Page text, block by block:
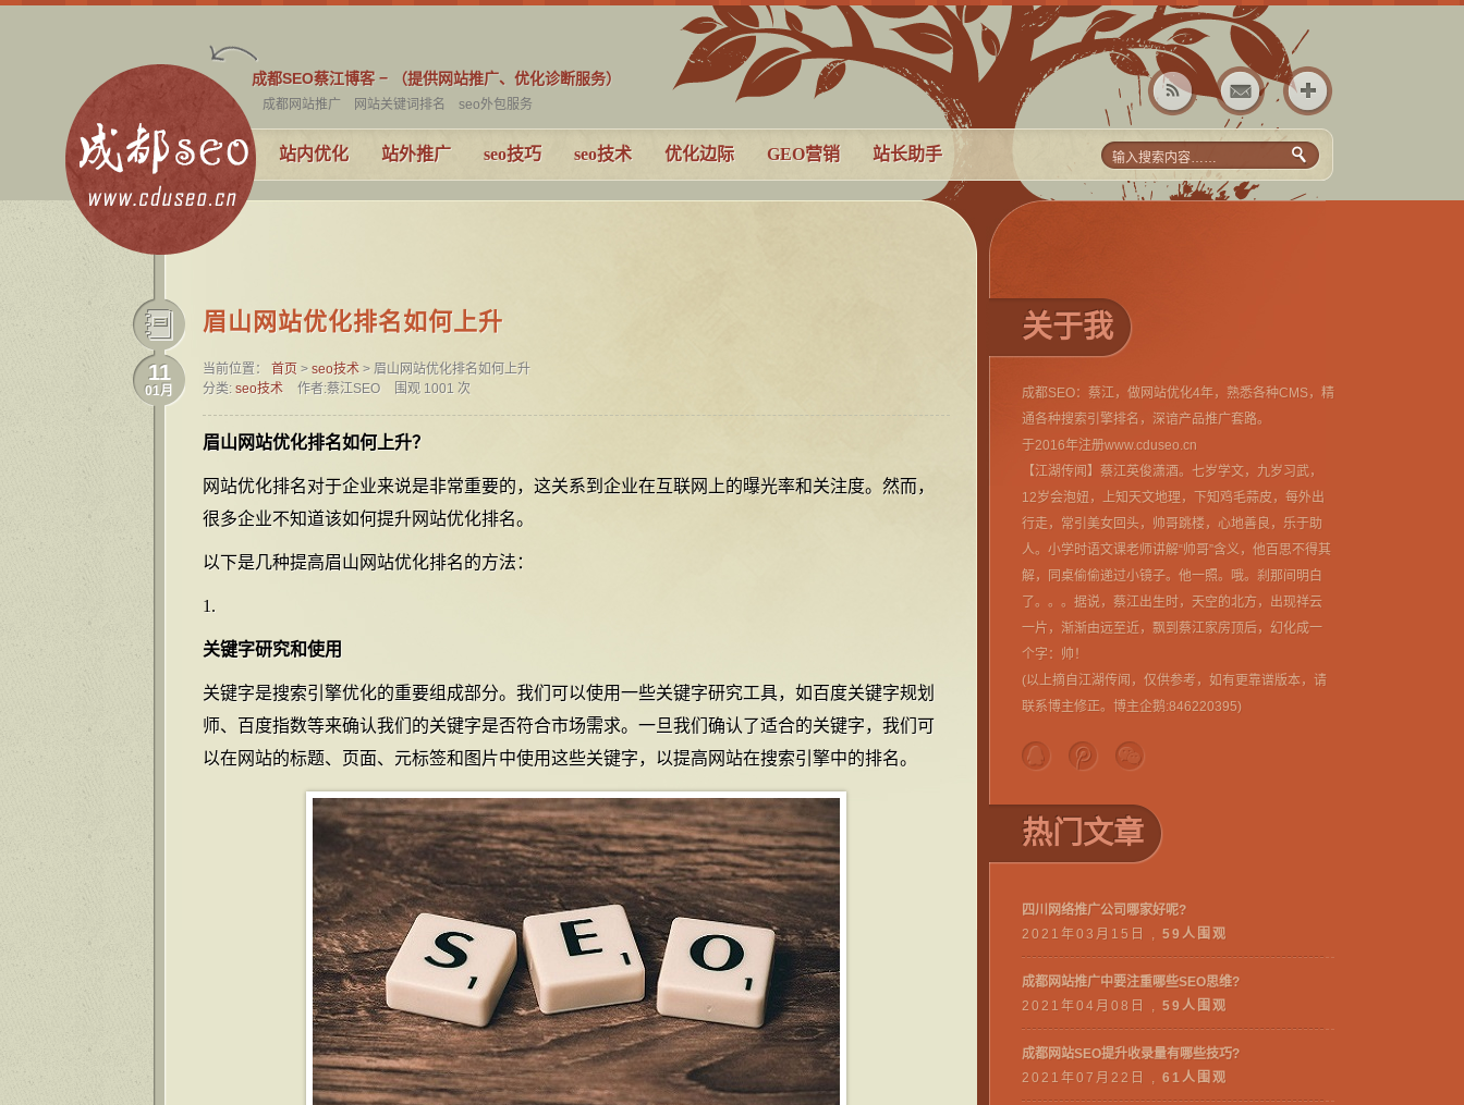
成都SEO蔡江博客 − （提供网站推广、优化诊断服务）
成都网站推广 网站关键词排名 seo外包服务
站内优化 站外推广 seo技巧 seo技术 优化边际 GEO营销 站长助手
11
01月
眉山网站优化排名如何上升
当前位置： 首页 > seo技术 > 眉山网站优化排名如何上升
分类: seo技术 作者:蔡江SEO 围观 1001 次
眉山网站优化排名如何上升？
网站优化排名对于企业来说是非常重要的，这关系到企业在互联网上的曝光率和关注度。然而，
很多企业不知道该如何提升网站优化排名。
以下是几种提高眉山网站优化排名的方法：
关键字研究和使用
关键字是搜索引擎优化的重要组成部分。我们可以使用一些关键字研究工具，如百度关键字规划
师、百度指数等来确认我们的关键字是否符合市场需求。一旦我们确认了适合的关键字，我们可
以在网站的标题、页面、元标签和图片中使用这些关键字，以提高网站在搜索引擎中的排名。
关于我
成都SEO：蔡江，做网站优化4年，熟悉各种CMS，精
通各种搜索引擎排名，深谙产品推广套路。
于2016年注册www.cduseo.cn
【江湖传闻】蔡江英俊潇酒。七岁学文，九岁习武，
12岁会泡妞，上知天文地理，下知鸡毛蒜皮，每外出
行走，常引美女回头，帅哥跳楼，心地善良，乐于助
人。小学时语文课老师讲解“帅哥”含义，他百思不得其
解，同桌偷偷递过小镜子。他一照。哦。刹那间明白
了。。。据说，蔡江出生时，天空的北方，出现祥云
一片，渐渐由远至近，飘到蔡江家房顶后，幻化成一
个字：帅！
(以上摘自江湖传闻，仅供参考，如有更靠谱版本，请
联系博主修正。博主企鹅:846220395)
热门文章
四川网络推广公司哪家好呢?
2021年03月15日 , 59人围观
成都网站推广中要注重哪些SEO思维?
2021年04月08日 , 59人围观
成都网站SEO提升收录量有哪些技巧?
2021年07月22日 , 61人围观